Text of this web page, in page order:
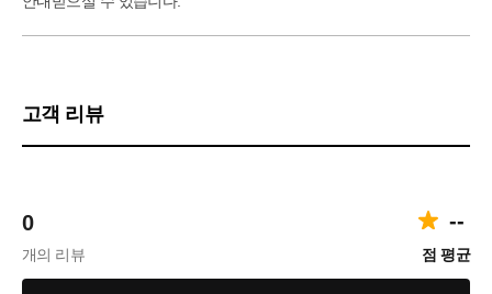
고객 리뷰
0
개의 리뷰
--
점 평균